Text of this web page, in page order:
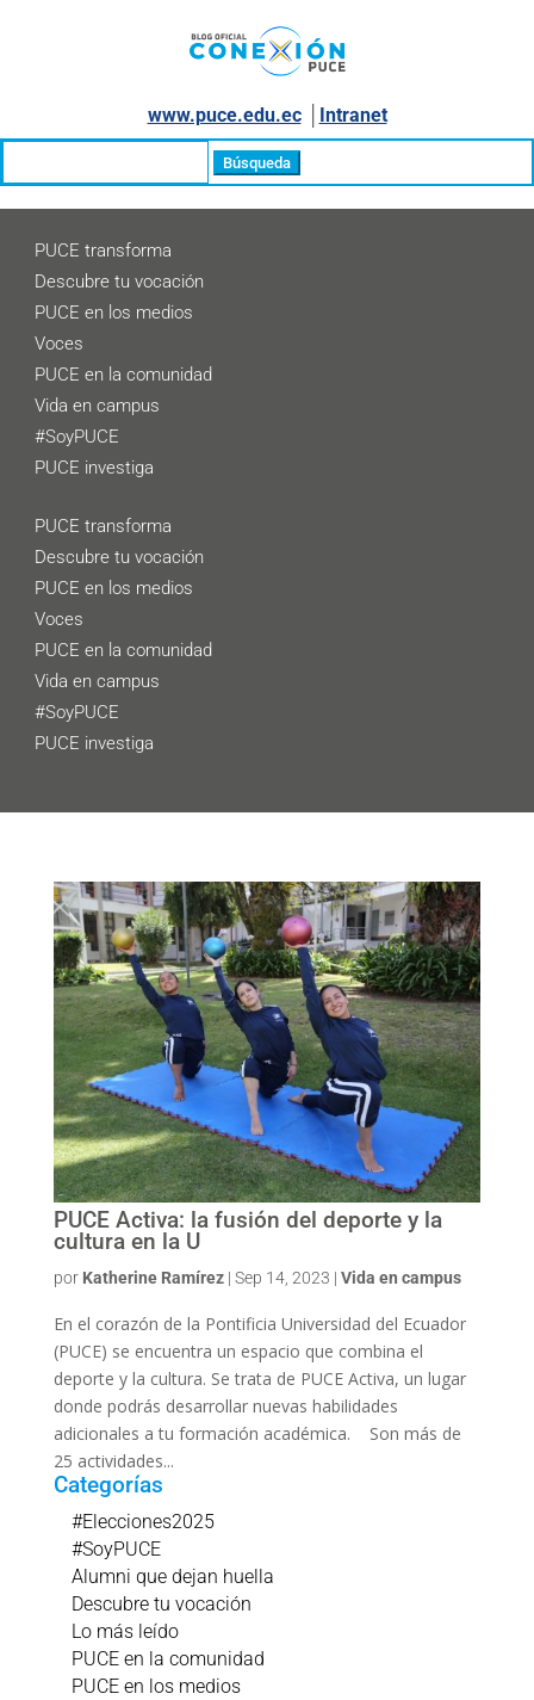
www.puce.edu.ec│ Intranet
PUCE transforma
Descubre tu vocación
PUCE en los medios
Voces
PUCE en la comunidad
Vida en campus
#SoyPUCE
PUCE investiga
PUCE transforma
Descubre tu vocación
PUCE en los medios
Voces
PUCE en la comunidad
Vida en campus
#SoyPUCE
PUCE investiga
PUCE Activa: la fusión del deporte y la
cultura en la U
por Katherine Ramírez| Sep 14, 2023 | Vida en campus
En el corazón de la Pontificia Universidad del Ecuador
(PUCE) se encuentra un espacio que combina el
deporte y la cultura. Se trata de PUCE Activa, un lugar
donde podrás desarrollar nuevas habilidades
adicionales a tu formación académica. Son más de
25 actividades...
Categorías
#Elecciones2025
#SoyPUCE
Alumni que dejan huella
Descubre tu vocación
Lo más leído
PUCE en la comunidad
PUCE en los medios